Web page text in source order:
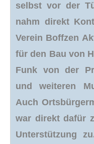
selbst vor der
nahm direkt
Verein Boffzen
für den Bau von
Funk von der
und weiteren
Auch
war direkt dafür
Unterstützung